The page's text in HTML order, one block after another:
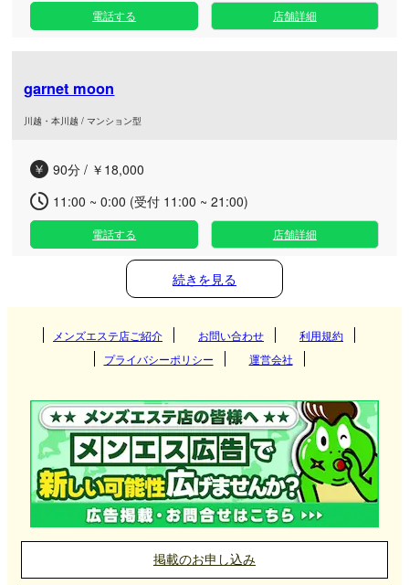
電話する 店舗詳細
garnet moon
川越・本川越 / マンション型
90分 / ￥18,000
11:00 ~ 0:00 (受付 11:00 ~ 21:00)
電話する 店舗詳細
続きを見る
メンズエステ店ご紹介 お問い合わせ
利用規約
プライバシーポリシー
運営会社
掲載のお申し込み